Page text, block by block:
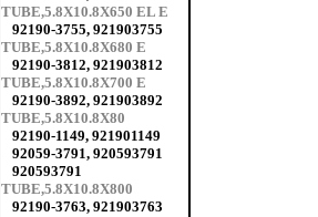
TUBE,5.8X10.8X650 EL E
92190-3755, 921903755
TUBE,5.8X10.8X680 E
92190-3812, 921903812
TUBE,5.8X10.8X700 E
92190-3892, 921903892
TUBE,5.8X10.8X80
92190-1149, 921901149
92059-3791, 920593791
920593791
TUBE,5.8X10.8X800
92190-3763, 921903763